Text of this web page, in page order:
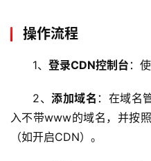
器
机
操作流程
1、 登录CDN控制台 ：
2、 添加域名 ：在域名
入不带www的域名，并按
（如开启CDN）。